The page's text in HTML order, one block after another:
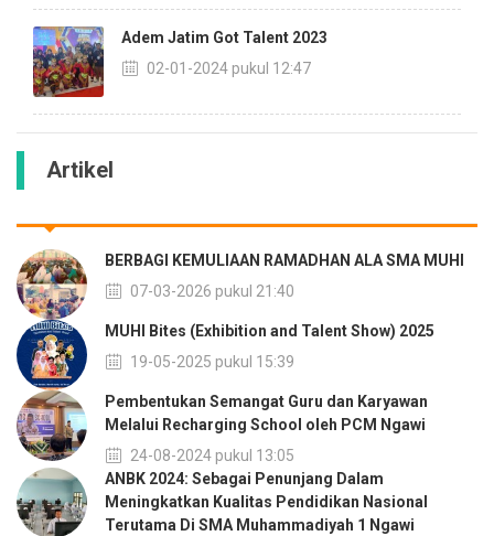
Adem Jatim Got Talent 2023
02-01-2024 pukul 12:47
Artikel
BERBAGI KEMULIAAN RAMADHAN ALA SMA MUHI
07-03-2026 pukul 21:40
MUHI Bites (Exhibition and Talent Show) 2025
19-05-2025 pukul 15:39
Pembentukan Semangat Guru dan Karyawan
Melalui Recharging School oleh PCM Ngawi
24-08-2024 pukul 13:05
ANBK 2024: Sebagai Penunjang Dalam
Meningkatkan Kualitas Pendidikan Nasional
Terutama Di SMA Muhammadiyah 1 Ngawi